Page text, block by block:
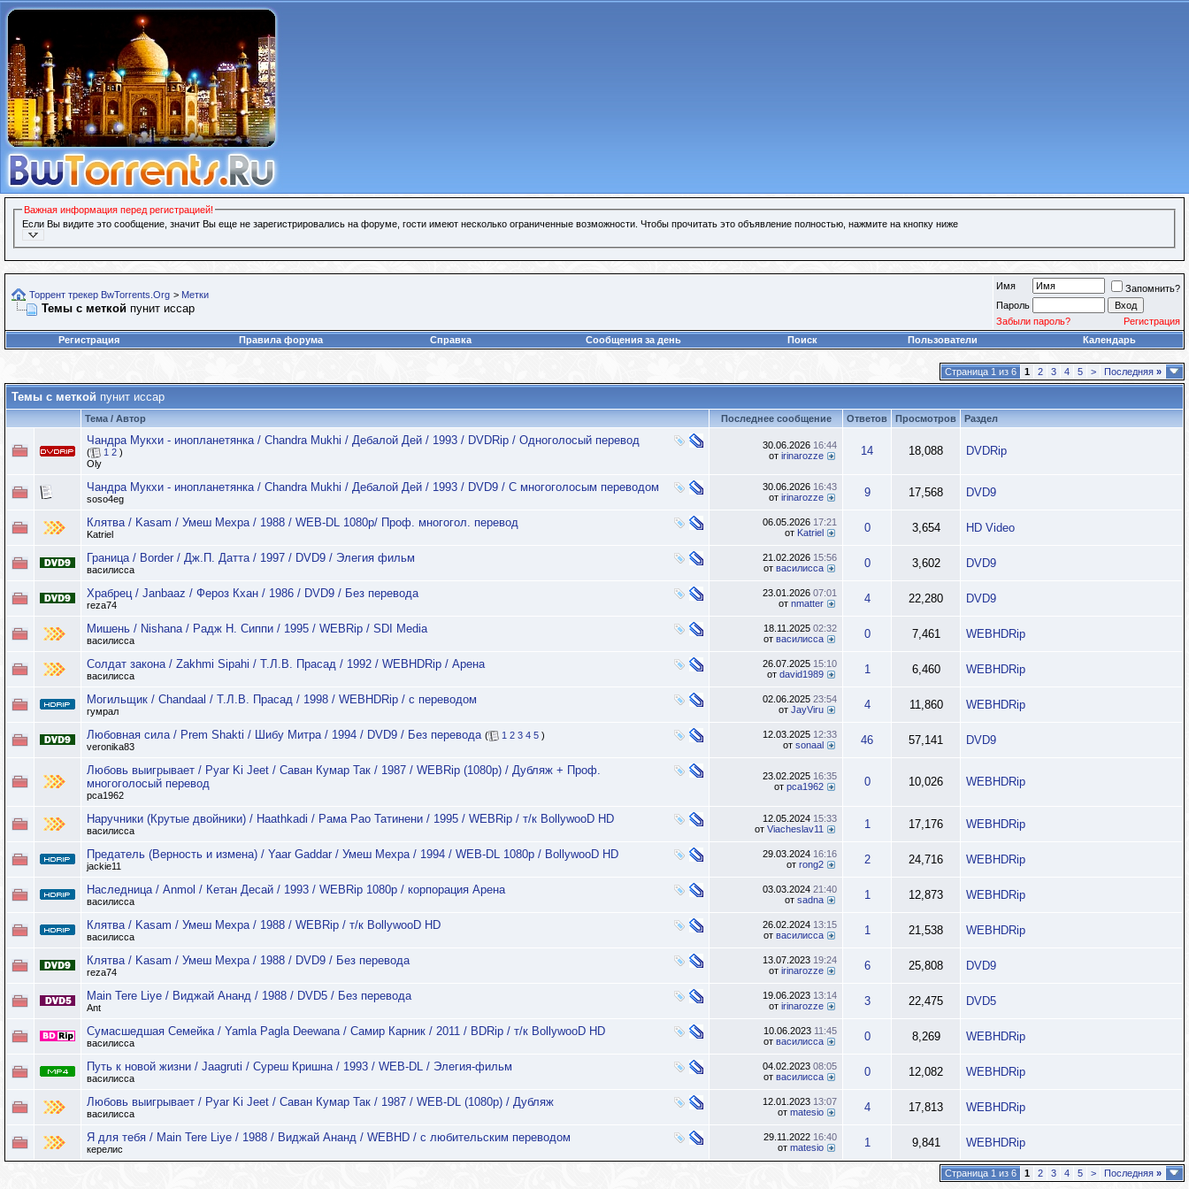
Важная информация перед регистрацией!
Если Вы видите это сообщение, значит Вы еще не зарегистрировались на форуме, гости имеют несколько ограниченные возможности. Чтобы прочитать это объявление полностью, нажмите на кнопку ниже
Торрент трекер BwTorrents.Org > Метки
Темы с меткой пунит иссар
Имя
Запомнить?
Пароль
Забыли пароль?
Регистрация
Регистрация
Правила форума Справка Сообщения за день Поиск Пользователи Календарь
Страница 1 из 6 1 2 3 4 5 > Последняя »
Темы с меткой пунит иссар
Тема / Автор Последнее сообщение Ответов Просмотров Раздел
Чандра Мукхи - инопланетянка / Chandra Mukhi / Дебалой Дей / 1993 / DVDRip / Одноголосый перевод
( 1 2 )
Oly
30.06.2026 16:44
от irinarozze 14 18,088 DVDRip
Чандра Мукхи - инопланетянка / Chandra Mukhi / Дебалой Дей / 1993 / DVD9 / С многоголосым переводом
soso4eg
30.06.2026 16:43
от irinarozze 9 17,568 DVD9
Клятва / Kasam / Умеш Мехра / 1988 / WEB-DL 1080p/ Проф. многогол. перевод
Katriel
06.05.2026 17:21
от Katriel 0 3,654 HD Video
Граница / Border / Дж.П. Датта / 1997 / DVD9 / Элегия фильм
василисса
21.02.2026 15:56
от василисса 0 3,602 DVD9
Храбрец / Janbaaz / Фероз Кхан / 1986 / DVD9 / Без перевода
reza74
23.01.2026 07:01
от nmatter 4 22,280 DVD9
Мишень / Nishana / Радж Н. Сиппи / 1995 / WEBRip / SDI Media
василисса
18.11.2025 02:32
от василисса 0 7,461 WEBHDRip
Солдат закона / Zakhmi Sipahi / Т.Л.В. Прасад / 1992 / WEBHDRip / Арена
василисса
26.07.2025 15:10
от david1989 1 6,460 WEBHDRip
Могильщик / Chandaal / Т.Л.В. Прасад / 1998 / WEBHDRip / с переводом
гумрал
02.06.2025 23:54
от JayViru 4 11,860 WEBHDRip
Любовная сила / Prem Shakti / Шибу Митра / 1994 / DVD9 / Без перевода ( 1 2 3 4 5 )
veronika83
12.03.2025 12:33
от sonaal 46 57,141 DVD9
Любовь выигрывает / Pyar Ki Jeet / Саван Кумар Так / 1987 / WEBRip (1080p) / Дубляж + Проф.
многоголосый перевод
pca1962
23.02.2025 16:35
от pca1962 0 10,026 WEBHDRip
Наручники (Крутые двойники) / Haathkadi / Рама Рао Татинени / 1995 / WEBRip / т/к BollywooD HD
василисса
12.05.2024 15:33
от Viacheslav11 1 17,176 WEBHDRip
Предатель (Верность и измена) / Yaar Gaddar / Умеш Мехра / 1994 / WEB-DL 1080p / BollywooD HD
jackie11
29.03.2024 16:16
от rong2 2 24,716 WEBHDRip
Наследница / Anmol / Кетан Десай / 1993 / WEBRip 1080p / корпорация Арена
василисса
03.03.2024 21:40
от sadna 1 12,873 WEBHDRip
Клятва / Kasam / Умеш Мехра / 1988 / WEBRip / т/к BollywooD HD
василисса
26.02.2024 13:15
от василисса 1 21,538 WEBHDRip
Клятва / Kasam / Умеш Мехра / 1988 / DVD9 / Без перевода
reza74
13.07.2023 19:24
от irinarozze 6 25,808 DVD9
Main Tere Liye / Виджай Ананд / 1988 / DVD5 / Без перевода
Ant
19.06.2023 13:14
от irinarozze 3 22,475 DVD5
Сумасшедшая Семейка / Yamla Pagla Deewana / Самир Карник / 2011 / BDRip / т/к BollywooD HD
василисса
10.06.2023 11:45
от василисса 0 8,269 WEBHDRip
Путь к новой жизни / Jaagruti / Суреш Кришна / 1993 / WEB-DL / Элегия-фильм
василисса
04.02.2023 08:05
от василисса 0 12,082 WEBHDRip
Любовь выигрывает / Pyar Ki Jeet / Саван Кумар Так / 1987 / WEB-DL (1080p) / Дубляж
василисса
12.01.2023 13:07
от matesio 4 17,813 WEBHDRip
Я для тебя / Main Tere Liye / 1988 / Виджай Ананд / WEBHD / с любительским переводом
керелис
29.11.2022 16:40
от matesio 1 9,841 WEBHDRip
Страница 1 из 6 1 2 3 4 5 > Последняя »